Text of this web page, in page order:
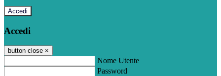
Accedi
Accedi
button close ×
Nome Utente
Password